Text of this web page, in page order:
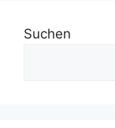
Suchen